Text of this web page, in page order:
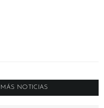
MÁS NOTICIAS